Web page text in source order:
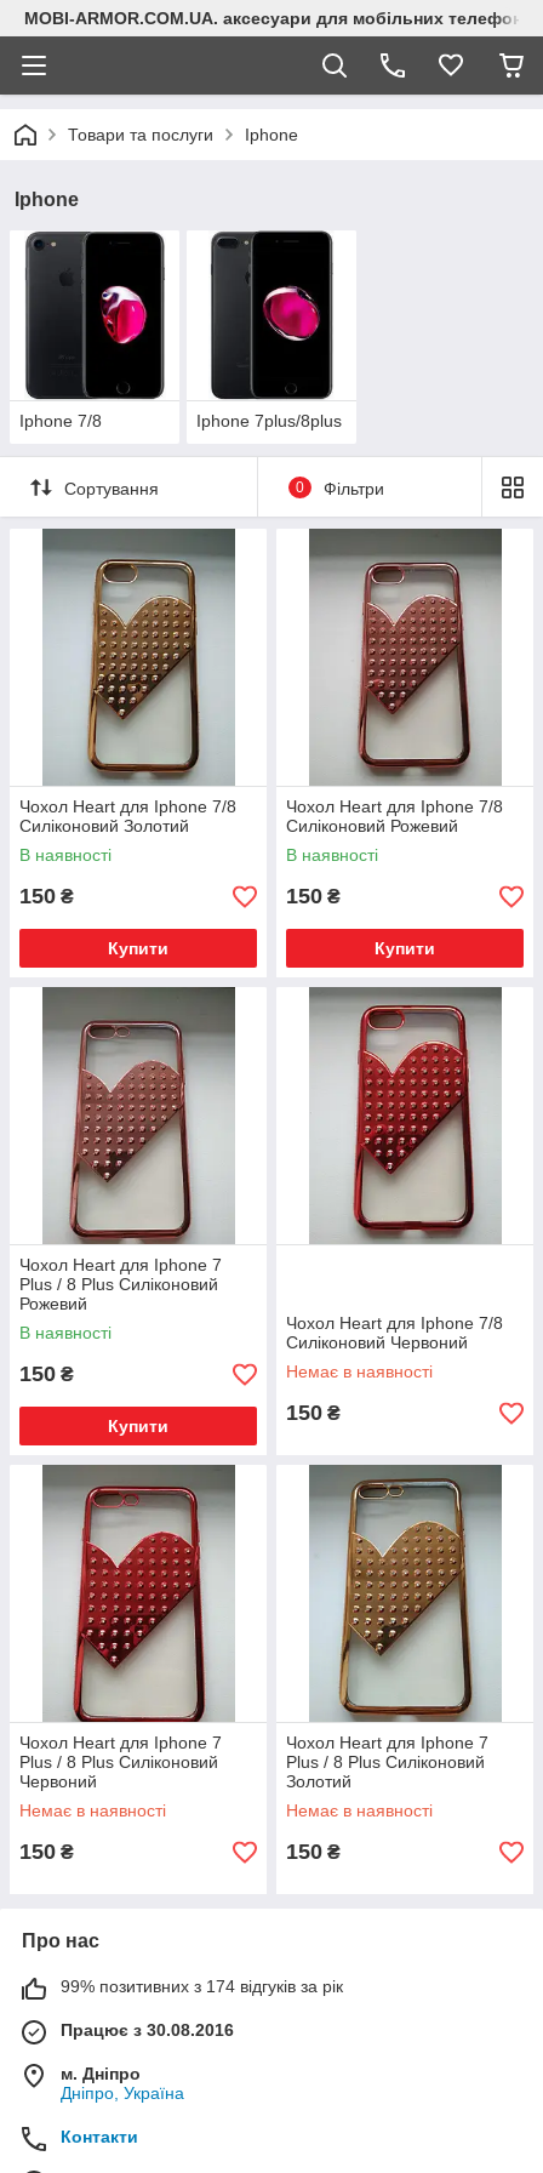
MOBI-ARMOR.COM.UA. аксесуари для мобільних телефонів
Товари та послуги Iphone
Iphone
Iphone 7/8 Iphone 7plus/8plus
Сортування 0 Фільтри
Чохол Heart для Iphone 7/8
Силіконовий Золотий
В наявності
150 ₴
Купити
Чохол Heart для Iphone 7/8
Силіконовий Рожевий
В наявності
150 ₴
Купити
Чохол Heart для Iphone 7
Plus / 8 Plus Силіконовий
Рожевий
В наявності
150 ₴
Купити
Чохол Heart для Iphone 7/8
Силіконовий Червоний
Немає в наявності
150 ₴
Чохол Heart для Iphone 7
Plus / 8 Plus Силіконовий
Червоний
Немає в наявності
150 ₴
Чохол Heart для Iphone 7
Plus / 8 Plus Силіконовий
Золотий
Немає в наявності
150 ₴
Про нас
99% позитивних з 174 відгуків за рік
Працює з 30.08.2016
м. Дніпро
Дніпро, Україна
Контакти